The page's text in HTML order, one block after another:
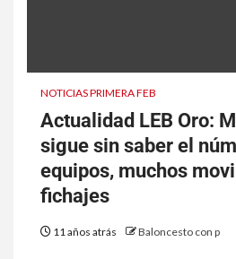
NOTICIAS PRIMERA FEB
Actualidad LEB Oro:
sigue sin saber el
equipos, muchos
fichajes
11 años atrás Baloncesto con p